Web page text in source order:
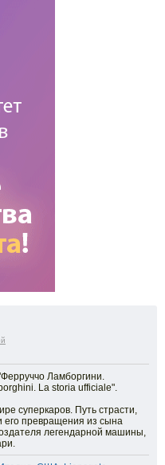
Ламборгини.
La storia ufficiale".
суперкаров. Путь страсти,
его превращения из сына
легендарной машины,